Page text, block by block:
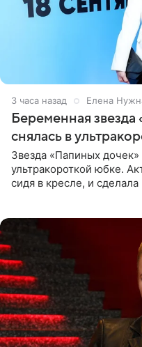
3 часа назад Елена
Беременная
снялась в
Звезда «Папиных
ультракороткой юбке.
сидя в кресле, и